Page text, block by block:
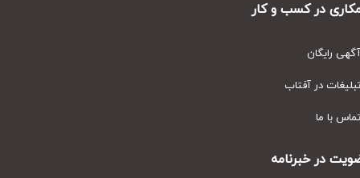
در کسب و کار
رایگان
در آفتاب
با ما
در خبرنامه